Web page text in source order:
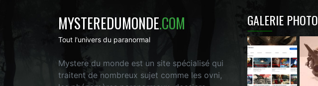
MYSTEREDUMONDE.COM
Tout l'univers du paranormal
Mystere du monde est un site spécialisé qui
traitent de nombreux sujet comme les ovni,
GALERIE PHOTO